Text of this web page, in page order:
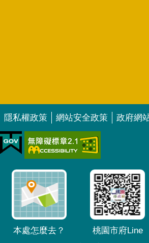
隱私權政策 網站安全政策 政府網
本處怎麼去？
桃園市府Line